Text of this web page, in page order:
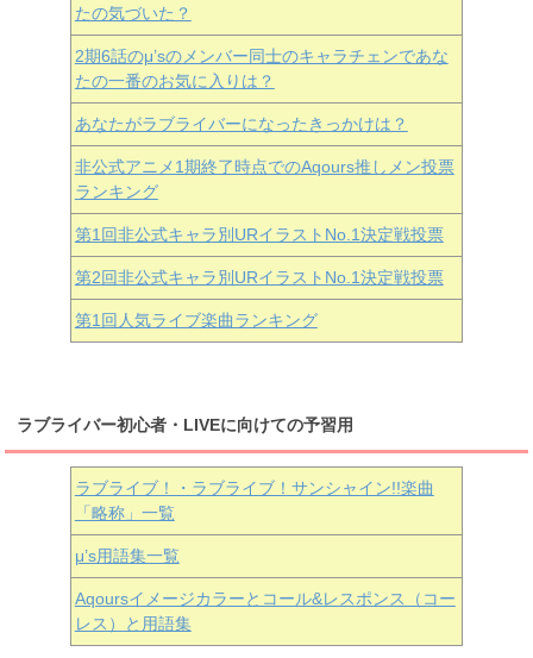
たの気づいた？
2期6話のμ’sのメンバー同士のキャラチェンであな
たの一番のお気に入りは？
あなたがラブライバーになったきっかけは？
非公式アニメ1期終了時点でのAqours推しメン投票
ランキング
第1回非公式キャラ別URイラストNo.1決定戦投票
第2回非公式キャラ別URイラストNo.1決定戦投票
第1回人気ライブ楽曲ランキング
ラブライバー初心者・LIVEに向けての予習用
ラブライブ！・ラブライブ！サンシャイン!!楽曲
「略称」一覧
μ’s用語集一覧
Aqoursイメージカラーとコール&レスポンス（コー
レス）と用語集